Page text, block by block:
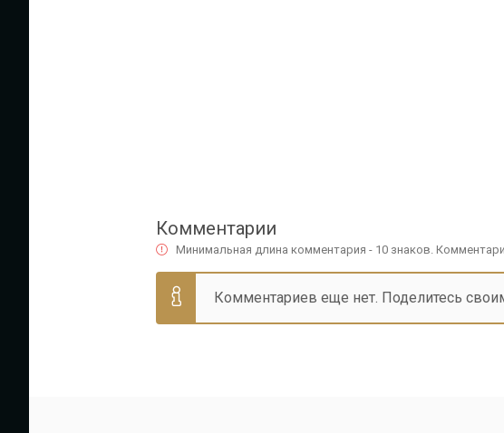
Комментарии
Минимальная длина комментария - 10 знаков.
Комментариев еще нет. Поделитесь